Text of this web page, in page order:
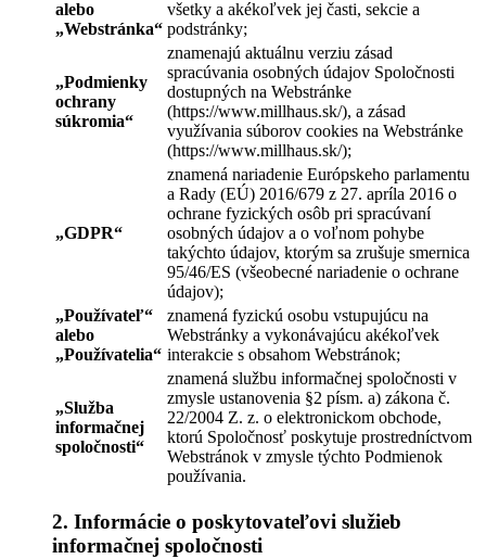
alebo
„Webstránka“
všetky a akékoľvek jej časti, sekcie a
podstránky;
„Podmienky
ochrany
súkromia“
znamenajú aktuálnu verziu zásad
spracúvania osobných údajov Spoločnosti
dostupných na Webstránke
(https://www.millhaus.sk/), a zásad
využívania súborov cookies na Webstránke
(https://www.millhaus.sk/);
„GDPR“
znamená nariadenie Európskeho parlamentu
a Rady (EÚ) 2016/679 z 27. apríla 2016 o
ochrane fyzických osôb pri spracúvaní
osobných údajov a o voľnom pohybe
takýchto údajov, ktorým sa zrušuje smernica
95/46/ES (všeobecné nariadenie o ochrane
údajov);
„Používateľ“
alebo
„Používatelia“
znamená fyzickú osobu vstupujúcu na
Webstránky a vykonávajúcu akékoľvek
interakcie s obsahom Webstránok;
„Služba
informačnej
spoločnosti“
znamená službu informačnej spoločnosti v
zmysle ustanovenia §2 písm. a) zákona č.
22/2004 Z. z. o elektronickom obchode,
ktorú Spoločnosť poskytuje prostredníctvom
Webstránok v zmysle týchto Podmienok
používania.
2. Informácie o poskytovateľovi služieb
informačnej spoločnosti